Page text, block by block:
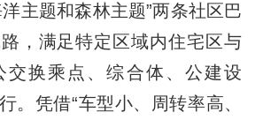
主题和森林主题”两条社区巴
，满足特定区域内住宅区与
交换乘点、综合体、公建设
。凭借“车型小、周转率高、